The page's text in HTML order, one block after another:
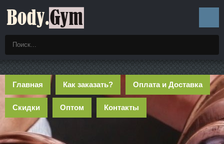
Главная Как заказать? Оплата и Доставка
Скидки Оптом Контакты